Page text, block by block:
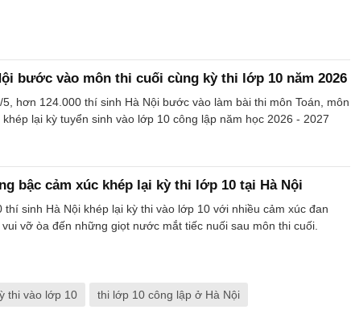
bước vào môn thi cuối cùng kỳ thi lớp 10 năm 2026
5, hơn 124.000 thí sinh Hà Nội bước vào làm bài thi môn Toán, môn
lại kỳ tuyển sinh vào lớp 10 công lập năm học 2026 - 2027
bậc cảm xúc khép lại kỳ thi lớp 10 tại Hà Nội
thí sinh Hà Nội khép lại kỳ thi vào lớp 10 với nhiều cảm xúc đan
vỡ òa đến những giọt nước mắt tiếc nuối sau môn thi cuối.
thi vào lớp 10 thi lớp 10 công lập ở Hà Nội